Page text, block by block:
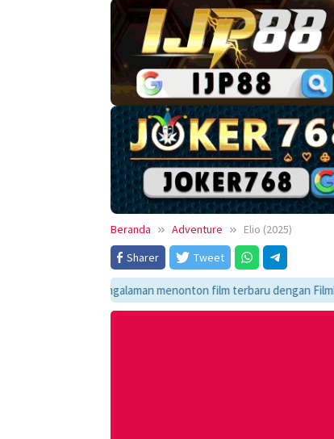
Beranda Adventure
Elio (2025)
Sharer
Tweet
pengalaman menonton film terbaru dengan Filmkita21!